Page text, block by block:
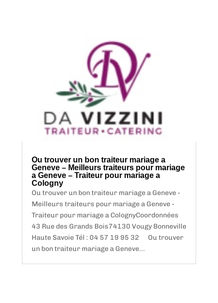
Ou trouver un bon traiteur mariage a
Geneve – Meilleurs traiteurs pour mariage
a Geneve – Traiteur pour mariage a
Cologny
Ou trouver un bon traiteur mariage a Geneve -
Meilleurs traiteurs pour mariage a Geneve -
Traiteur pour mariage a ColognyCoordonnées
43 Rue des Grands Bois74130 Vougy Bonneville
Haute Savoie Tél : 04 57 19 95 32 Ou trouver
un bon traiteur mariage a Geneve...